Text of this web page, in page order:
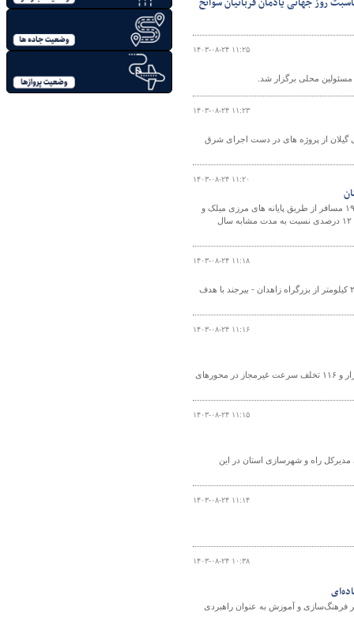
۱۴۰۳-۰۸-۲۴ ۱۱:۲۵
محلی برگزار شد.
۱۴۰۳-۰۸-۲۴ ۱۱:۲۳
گیلان از پروژه های در دست اجرای شرق
۱۴۰۳-۰۸-۲۴ ۱۱:۲۰
مدیر کل راهداری و حمل و نقل جاده ای استان سیستان و بلوچستان از تردد ۵۶۱ هزار و ۱۹۶ مسافر از طریق پایانه های مرزی میلک و
میرجاوه در شمال استان طی هفت ماهه سال جاری خبر داد که این تعداد حاکی از افزایش ۱۲ درصدی نسبت به مدت مشابه سال
۱۴۰۳-۰۸-۲۴ ۱۱:۱۸
معاون مهندسی و ساخت اداره‌کل راه و شهرسازی سیستان و بلوچستان از آغاز آسفالت ۲۵ کیلومتر از بزرگراه زاهدان - بیرجند با هدف
۱۴۰۳-۰۸-۲۴ ۱۱:۱۶
رئیس مرکز مدیریت راه‌های اداره کل راهداری و حمل و نقل جاده‌ای زنجان از ثبت ۲۳۴ هزار و ۱۱۶ تخلف سرعت غیرمجاز در محورهای
۱۴۰۳-۰۸-۲۴ ۱۱:۱۵
راه و شهرسازی استان در این
۱۴۰۳-۰۸-۲۴ ۱۱:۱۴
۱۴۰۳-۰۸-۲۴ ۱۰:۳۸
فرهنگ‌سازی و آموزش به عنوان راهبردی